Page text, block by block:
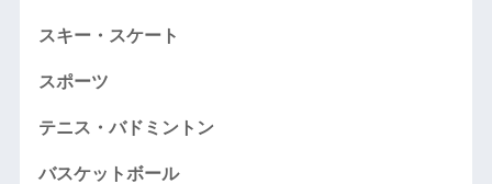
スキー・スケート
スポーツ
テニス・バドミントン
バスケットボール